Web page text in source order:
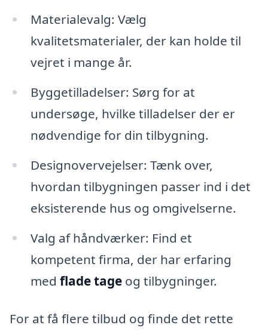
Materialevalg: Vælg
kvalitetsmaterialer, der kan holde til
vejret i mange år.
Byggetilladelser: Sørg for at
undersøge, hvilke tilladelser der er
nødvendige for din tilbygning.
Designovervejelser: Tænk over,
hvordan tilbygningen passer ind i det
eksisterende hus og omgivelserne.
Valg af håndværker: Find et
kompetent firma, der har erfaring
med flade tageog tilbygninger.
For at få flere tilbud og finde det rette